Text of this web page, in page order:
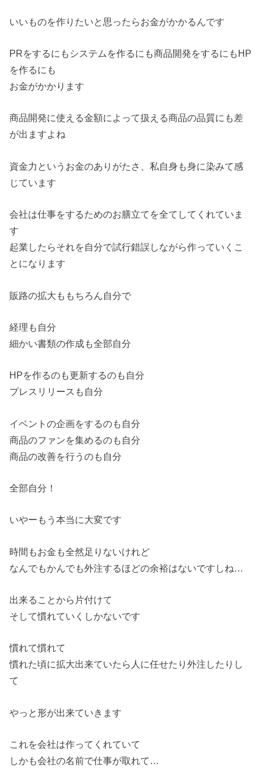
いいものを作りたいと思ったらお金がかかるんです
PRをするにもシステムを作るにも商品開発をするにもHP
を作るにも
お金がかかります
商品開発に使える金額によって扱える商品の品質にも差
が出ますよね
資金力というお金のありがたさ、私自身も身に染みて感
じています
会社は仕事をするためのお膳立てを全てしてくれていま
す
起業したらそれを自分で試行錯誤しながら作っていくこ
とになります
販路の拡大ももちろん自分で
経理も自分
細かい書類の作成も全部自分
HPを作るのも更新するのも自分
プレスリリースも自分
イベントの企画をするのも自分
商品のファンを集めるのも自分
商品の改善を行うのも自分
全部自分！
いやーもう本当に大変です
時間もお金も全然足りないけれど
なんでもかんでも外注するほどの余裕はないですしね…
出来ることから片付けて
そして慣れていくしかないです
慣れて慣れて
慣れた頃に拡大出来ていたら人に任せたり外注したりし
て
やっと形が出来ていきます
これを会社は作ってくれていて
しかも会社の名前で仕事が取れて…